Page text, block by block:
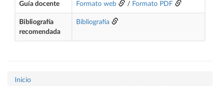
Guía docente Formato web / Formato PDF
Bibliografía
recomendada
Bibliografía
Inicio